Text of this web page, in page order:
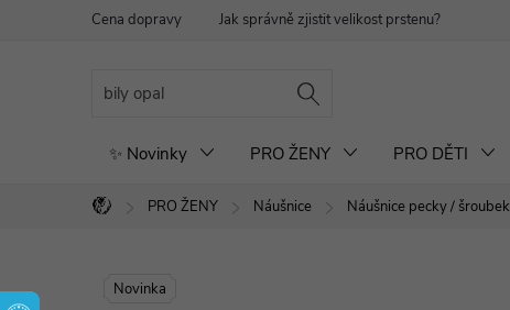
Cena dopravy Jak správně zjistit velikost prstenu?
✨ Novinky PRO ŽENY PRO DĚTI
Domů
PRO ŽENY Náušnice Náušnice pecky / šroubek
Novinka